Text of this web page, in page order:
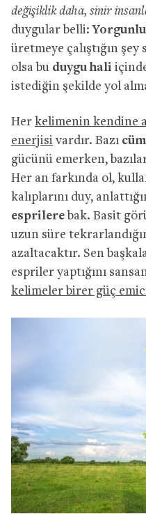
değişiklik daha, sinir
duygular belli:
üretmeye çalıştığın şey
olsa bu duygu hali
istediğin şekilde yol
Her kelimenin kendine
enerjisivardır. Bazı
gücünü emerken,
Her an farkında ol,
kalıplarını duy,
esprilere bak. Basit
uzun süre
azaltacaktır. Sen
espriler yaptığını
kelimeler birer güç